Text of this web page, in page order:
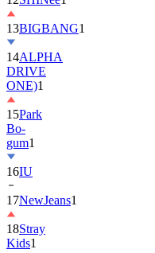
13BIGBANG1
14ALPHA
DRIVE
ONE)1
15Park
Bo-
gum1
16IU
17NewJeans1
18Stray
Kids1